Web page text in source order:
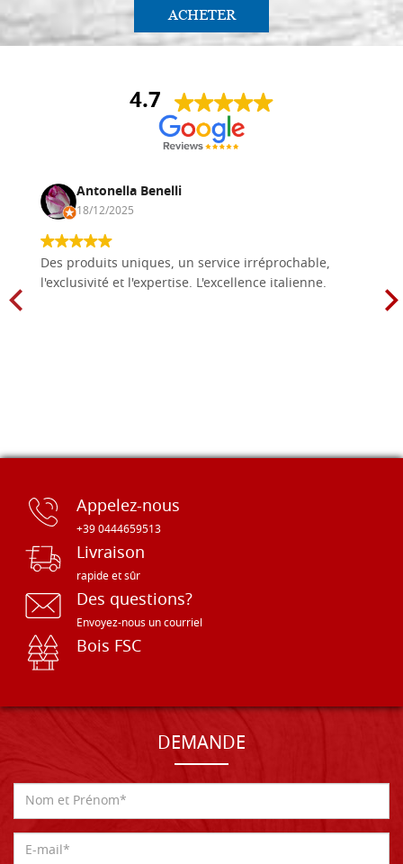
ACHETER
4.7
Antonella Benelli
18/12/2025
Des produits uniques, un service irréprochable,
l'exclusivité et l'expertise. L'excellence italienne.
Appelez-nous
+39 0444659513
Livraison
rapide et sûr
Des questions?
Envoyez-nous un courriel
Bois FSC
DEMANDE